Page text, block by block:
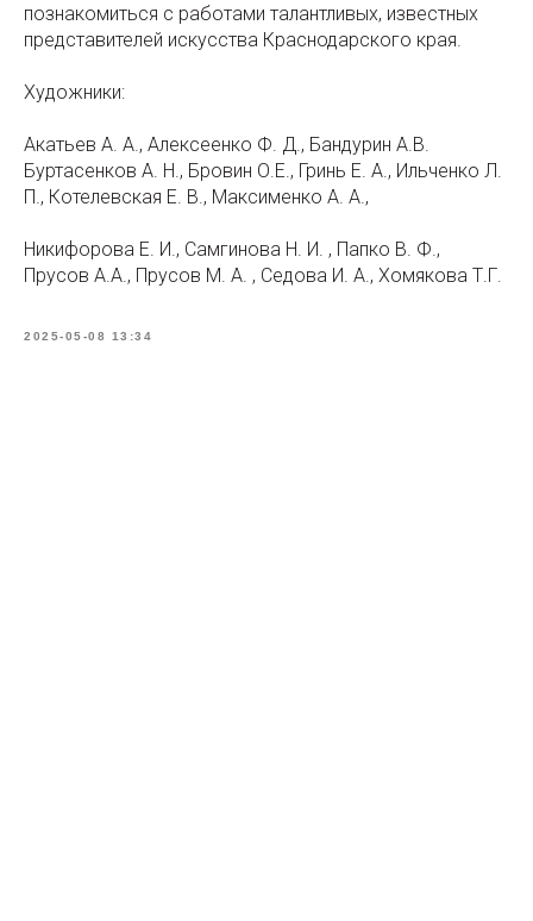
познакомиться с работами талантливых, известных
представителей искусства Краснодарского края.
Художники:
Акатьев А. А., Алексеенко Ф. Д., Бандурин А.В.
Буртасенков А. Н., Бровин О.Е., Гринь Е. А., Ильченко Л.
П., Котелевская Е. В., Максименко А. А.,
Никифорова Е. И., Самгинова Н. И. , Папко В. Ф.,
Прусов А.А., Прусов М. А. , Седова И. А., Хомякова Т.Г.
2025-05-08 13:34